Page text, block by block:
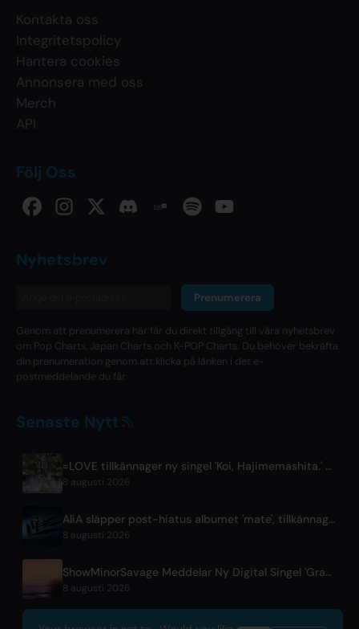
Kontakta oss
Integritetspolicy
Hantera cookies
Annonsera med oss
Merch
API
Följ Oss
Nyhetsbrev
Prenumerera
Genom att prenumerera här får du direkt tillgång till våra nyhetsbrev
om Pop Charts, Japan Charts och K-POP Charts. Du behöver bekräfta
din prenumeration genom att klicka på länken i det e-
postmeddelande du får.
Senaste Nytt
=LOVE tillkännager ny singel 'Koi, Hajimemashita.' och Tokyo Dome-konserter
8 augusti 2026
AliA släpper post-hiatus albumet 'mate', tillkännager live i Tokyo
8 augusti 2026
ShowMinorSavage Meddelar Ny Digital Singel 'Gradation'
8 augusti 2026